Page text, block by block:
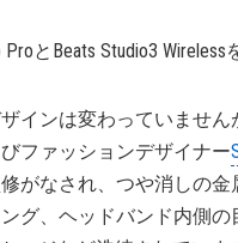
ProとBeats Studio3
インは変わっていません
ファッションデザイナー
がなされ、つや消しの
グ、ヘッドバンド内側の